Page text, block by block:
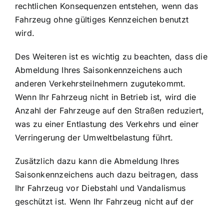
rechtlichen Konsequenzen entstehen, wenn das
Fahrzeug ohne gültiges Kennzeichen benutzt
wird.
Des Weiteren ist es wichtig zu beachten, dass die
Abmeldung Ihres Saisonkennzeichens auch
anderen Verkehrsteilnehmern zugutekommt.
Wenn Ihr Fahrzeug nicht in Betrieb ist, wird die
Anzahl der Fahrzeuge auf den Straßen reduziert,
was zu einer Entlastung des Verkehrs und einer
Verringerung der Umweltbelastung führt.
Zusätzlich dazu kann die Abmeldung Ihres
Saisonkennzeichens auch dazu beitragen, dass
Ihr Fahrzeug vor Diebstahl und Vandalismus
geschützt ist. Wenn Ihr Fahrzeug nicht auf der